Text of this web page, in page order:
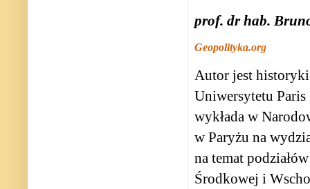
prof. dr hab.
Geopolityka.org
Autor jest
Uniwersytetu
wykłada w
w Paryżu na
na temat
Środkowej i